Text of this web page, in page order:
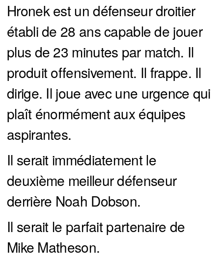
Hronek est un défenseur droitier
établi de 28 ans capable de jouer
plus de 23 minutes par match. Il
produit offensivement. Il frappe. Il
dirige. Il joue avec une urgence qui
plaît énormément aux équipes
aspirantes.
Il serait immédiatement le
deuxième meilleur défenseur
derrière Noah Dobson.
Il serait le parfait partenaire de
Mike Matheson.